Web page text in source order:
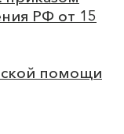
РФ от 15
помощи